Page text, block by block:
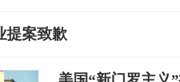
提案致歉